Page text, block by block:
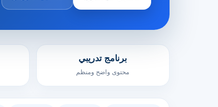
برنامج تدريبي
محتوى واضح ومنظم